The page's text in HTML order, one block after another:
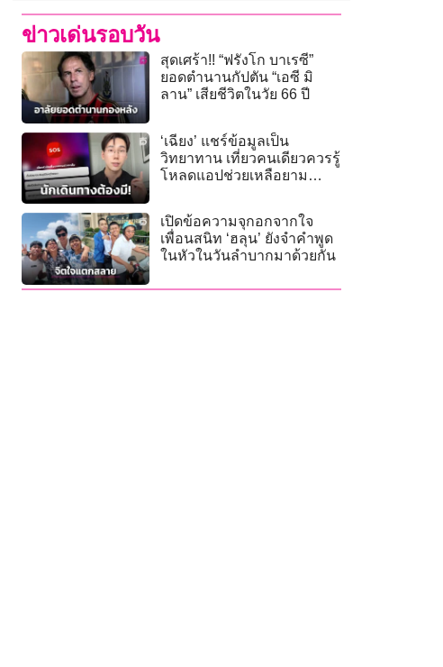
ข่าวเด่นรอบวัน
สุดเศร้า!! “ฟรังโก บาเรซี”
ยอดตำนานกัปตัน “เอซี มิ
ลาน” เสียชีวิตในวัย 66 ปี
‘เฉียง’ แชร์ข้อมูลเป็น
วิทยาทาน เที่ยวคนเดียวควรรู้
โหลดแอปช่วยเหลือยาม
เปิดข้อความจุกอกจากใจ
เพื่อนสนิท ‘ฮลุน’ ยังจำคำพูด
ในหัวในวันลำบากมาด้วยกัน